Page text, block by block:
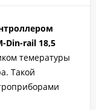
Din-rail 18,5
темературы
Такой